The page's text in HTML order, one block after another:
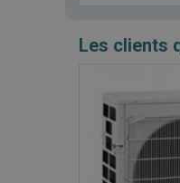
Les clients